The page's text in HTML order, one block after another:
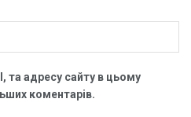
та адресу сайту в цьому
коментарів.